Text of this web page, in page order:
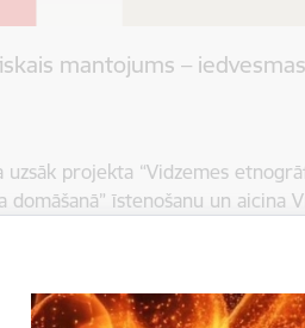
mantojums –
uzsāk projekta “Vidzemes
domāšanā” īstenošanu un aicina
un praktisko darbnīcu ciklu
iecerētas kā mākslas un dizaina
tīklošanās un
skolā, Vidus ielā 7, Gulbenē.